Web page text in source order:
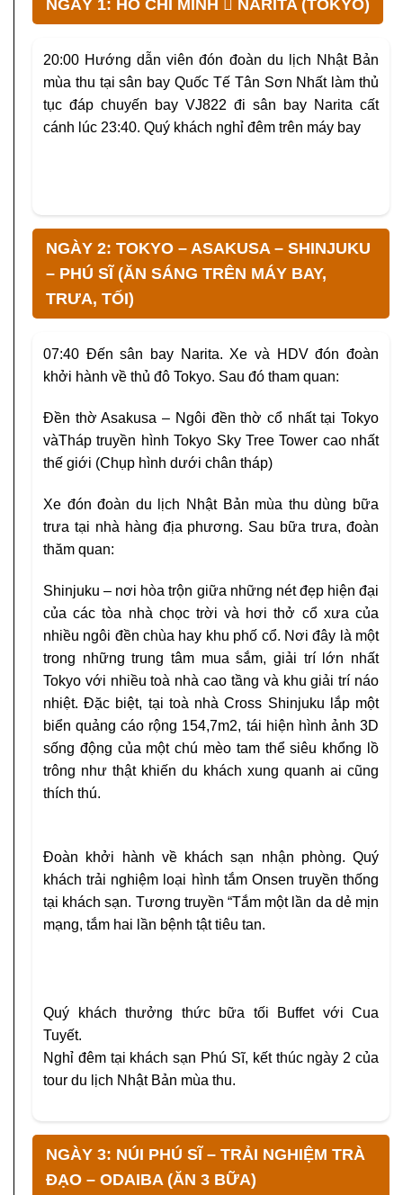
NGÀY 1: HỒ CHÍ MINH  NARITA (TOKYO)
20:00 Hướng dẫn viên đón đoàn du lịch Nhật Bản
mùa thu tại sân bay Quốc Tế Tân Sơn Nhất làm thủ
tục đáp chuyến bay VJ822 đi sân bay Narita cất
cánh lúc 23:40. Quý khách nghỉ đêm trên máy bay
NGÀY 2: TOKYO – ASAKUSA – SHINJUKU
– PHÚ SĨ (ĂN SÁNG TRÊN MÁY BAY,
TRƯA, TỐI)
07:40 Đến sân bay Narita. Xe và HDV đón đoàn
khởi hành về thủ đô Tokyo. Sau đó tham quan:
Đền thờ Asakusa– Ngôi đền thờ cổ nhất tại Tokyo
vàTháp truyền hìnhTokyo Sky Tree Tower cao nhất
thế giới (Chụp hình dưới chân tháp)
Xe đón đoàn du lịch Nhật Bản mùa thu dùng bữa
trưa tại nhà hàng địa phương. Sau bữa trưa, đoàn
thăm quan:
Shinjuku – nơi hòa trộn giữa những nét đẹp hiện đại
của các tòa nhà chọc trời và hơi thở cổ xưa của
nhiều ngôi đền chùa hay khu phố cổ. Nơi đây là một
trong những trung tâm mua sắm, giải trí lớn nhất
Tokyo với nhiều toà nhà cao tầng và khu giải trí náo
nhiệt. Đặc biệt, tại toà nhà Cross Shinjuku lắp một
biển quảng cáo rộng 154,7m2, tái hiện hình ảnh 3D
sống động của một chú mèo tam thể siêu khổng lồ
trông như thật khiến du khách xung quanh ai cũng
thích thú.
Đoàn khởi hành về khách sạn nhận phòng. Quý
khách trải nghiệm loại hình tắm Onsen truyền thống
tại khách sạn. Tương truyền “Tắm một lần da dẻ mịn
mạng, tắm hai lần bệnh tật tiêu tan.
Quý khách thưởng thức bữa tối Buffet với Cua
Tuyết.
Nghỉ đêm tại khách sạn Phú Sĩ, kết thúc ngày 2 của
tour du lịch Nhật Bản mùa thu.
NGÀY 3: NÚI PHÚ SĨ – TRẢI NGHIỆM TRÀ
ĐẠO – ODAIBA (ĂN 3 BỮA)